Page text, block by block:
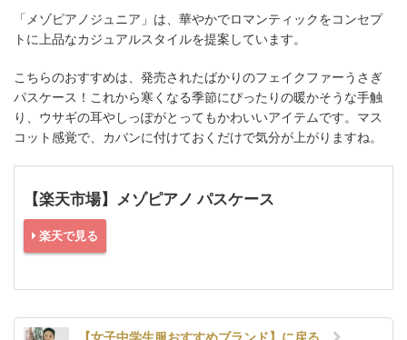
「メゾピアノジュニア」は、華やかでロマンティックをコンセプ
トに上品なカジュアルスタイルを提案しています。
こちらのおすすめは、発売されたばかりのフェイクファーうさぎ
パスケース！これから寒くなる季節にぴったりの暖かそうな手触
り、ウサギの耳やしっぽがとってもかわいいアイテムです。マス
コット感覚で、カバンに付けておくだけで気分が上がりますね。
【楽天市場】メゾピアノ パスケース
楽天で見る